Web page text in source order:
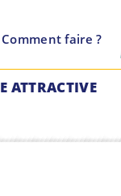
Comment faire ?
ATTRACTIVE